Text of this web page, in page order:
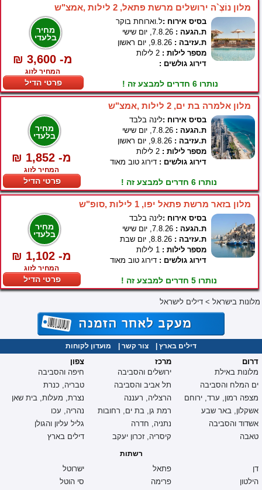
מלון נוֹצֶ`ה ירושלים מרשת פתאל, 2 לילות ,אמצ"ש
מחיר
בלעדי
₪ 3,600 -מ
המחיר לזוג
פרטי הדיל
בסיס אירוח :ל.וארוחת בוקר
ת.הגעה :
ת.עזיבה :
מספר לילות :
דירוג גולשים :
נותרו 6 חדרים למבצע זה !
מלון אלמרה בת ים, 2 לילות ,אמצ"ש
מחיר
בלעדי
₪ 1,852 -מ
המחיר לזוג
פרטי הדיל
בסיס אירוח :לינה בלבד
ת.הגעה :
ת.עזיבה :
מספר לילות :
דירוג גולשים : דירוג טוב מאוד
נותרו 6 חדרים למבצע זה !
מלון בזאר מרשת פתאל יפו, 1 לילות ,סופ"ש
מחיר
בלעדי
₪ 1,102 -מ
המחיר לזוג
פרטי הדיל
בסיס אירוח :לינה בלבד
ת.הגעה :
ת.עזיבה :
מספר לילות :
דירוג גולשים : דירוג טוב מאוד
נותרו 5 חדרים למבצע זה !
מלונות בישראל > דילים לישראל
דילים בארץ צור קשר מועדון לקוחות
צפון
חיפה והסביבה
טבריה, כנרת
נצרת, מעלות, בית שאן
נהריה, עכו
גליל עליון והגולן
דילים בארץ
מרכז
ירושלים והסביבה
תל אביב והסביבה
הרצליה, רעננה
רמת גן, בת ים, רחובות
נתניה, חדרה
קיסריה, זכרון יעקב
דרום
מלונות באילת
ים המלח והסביבה
מצפה רמון, ערד, ירוחם
אשקלון, באר שבע
אשדוד והסביבה
טאבה
רשתות
ישרוטל
סי הוטל
פתאל
פרימה
דן
הילטון